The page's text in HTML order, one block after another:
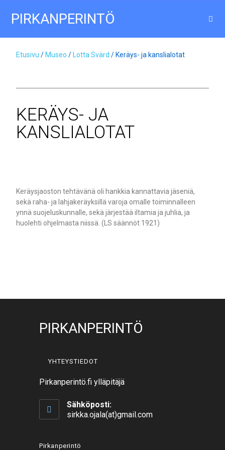
PIRKANPERINTÖ
Etusivu / Museo / Lotta Svärd / Keräys- ja kanslialotat
KERÄYS- JA
KANSLIALOTAT
Keräysjaoston tehtävänä oli hankkia kannattavia jäseniä,
sekä raha- ja lahjakeräyksillä varoja omalle toiminnalleen
ynnä suojeluskunnalle, sekä järjestää iltamia ja juhlia, ja
huolehti ohjelmasta niissä. (LS säännöt 1921)
PIRKANPERINTÖ
YHTEYSTIEDOT
Pirkanperintö.fi ylläpitäjä
Sähköposti:
sirkka.ojala(at)gmail.com
Pirkanperintö